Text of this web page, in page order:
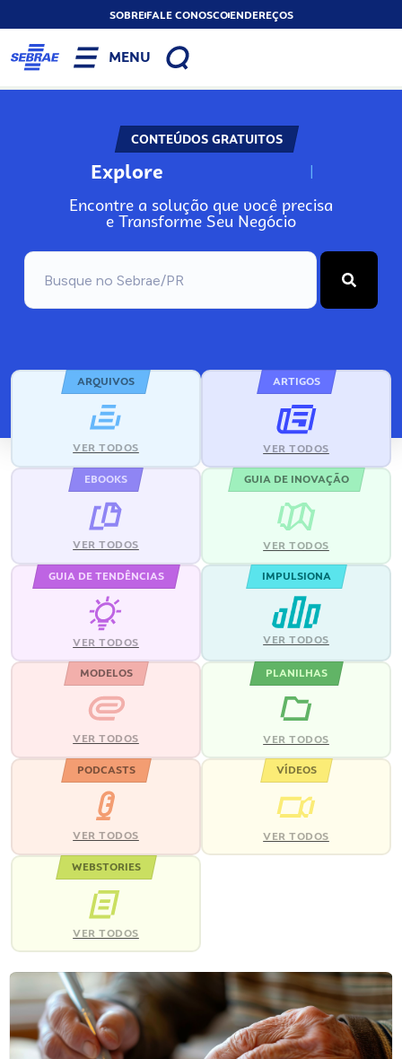
SOBREFALE CONOSCOENDEREÇOS
MENU
CONTEÚDOS GRATUITOS
Explore N
Encontre a solução que você precisa
e Transforme Seu Negócio
ARQUIVOS
VER TODOS
ARTIGOS
VER TODOS
EBOOKS
VER TODOS
GUIA DE INOVAÇÃO
VER TODOS
GUIA DE TENDÊNCIAS
VER TODOS
IMPULSIONA
VER TODOS
MODELOS
VER TODOS
PLANILHAS
VER TODOS
PODCASTS
VER TODOS
VÍDEOS
VER TODOS
WEBSTORIES
VER TODOS